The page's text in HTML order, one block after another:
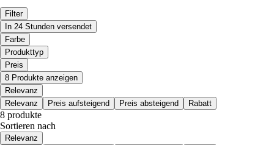
Filter
In 24 Stunden versendet
Farbe
Produkttyp
Preis
8 Produkte anzeigen
Relevanz
Relevanz
Preis aufsteigend Preis absteigend Rabatt
8 produkte
Sortieren nach
Relevanz